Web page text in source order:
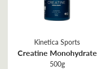
Kinetica Sports
Creatine Monohydrate
500g